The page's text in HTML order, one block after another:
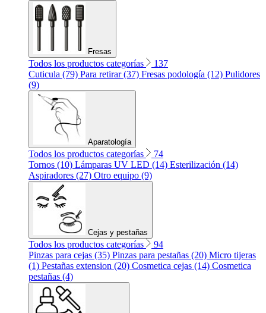
Fresas
Todos los productos categorías
137
Cuticula (79) Para retirar (37) Fresas podología (12) Pulidores
(9)
Aparatología
Todos los productos categorías
74
Tornos (10) Lámparas UV LED (14) Esterilización (14)
Aspiradores (27) Otro equipo (9)
Cejas y pestañas
Todos los productos categorías
94
Pinzas para cejas (35) Pinzas para pestañas (20) Micro tijeras
(1) Pestañas extension (20) Cosmetica cejas (14) Cosmetica
pestañas (4)